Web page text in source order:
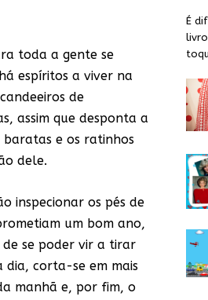
toda a gente se
espíritos a viver na
de
assim que desponta a
e os ratinhos
dele.
inspecionar os pés de
um bom ano,
de se poder vir a tirar
corta-se em mais
manhã e, por fim, o
É